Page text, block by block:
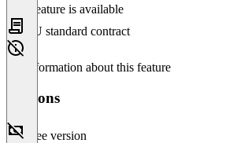
This feature is available
EU standard contract
No information about this feature
Versions
Free version